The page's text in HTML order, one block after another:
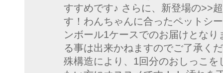
すすめです♪ さらに、新登場の>>
す！わんちゃんに合ったペットシ
ンボール1ケースでのお届けとな
る事は出来かねますのでご了承く
殊構造により、1回分のおしっこ